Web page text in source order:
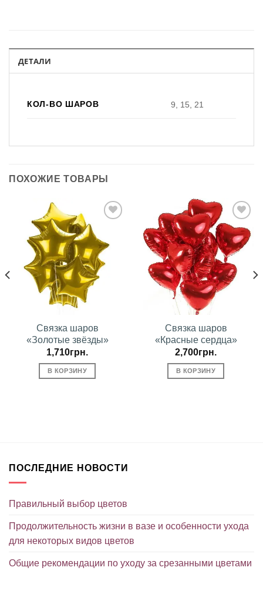
ДЕТАЛИ
КОЛ-ВО ШАРОВ 9, 15, 21
ПОХОЖИЕ ТОВАРЫ
избранное
Связка шаров
«Золотые звёзды»
1,710грн.
В КОРЗИНУ
В
избранное
Связка шаров
«Красные сердца»
2,700грн.
В КОРЗИНУ
ПОСЛЕДНИЕ НОВОСТИ
Правильный выбор цветов
Продолжительность жизни в вазе и особенности ухода
для некоторых видов цветов
Общие рекомендации по уходу за срезанными цветами